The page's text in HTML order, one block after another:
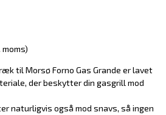
moms)
til Morsø Forno Gas Grande er lavet
der beskytter din gasgrill mod
naturligvis også mod snavs, så ingen